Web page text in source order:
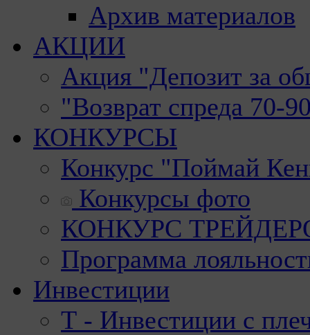
Архив материалов
АКЦИИ
Акция "Депозит за
"Возврат спреда 70-
КОНКУРСЫ
Конкурс "Поймай
Конкурсы фото
КОНКУРС
Программа
Инвестиции
Т - Инвестиции с